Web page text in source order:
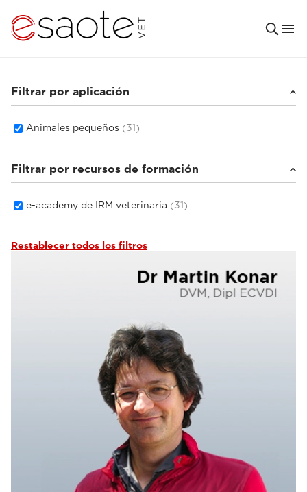
Filtrar por aplicación
Animales pequeños (31)
Filtrar por recursos de formación
e-academy de IRM veterinaria (31)
Restablecer todos los filtros